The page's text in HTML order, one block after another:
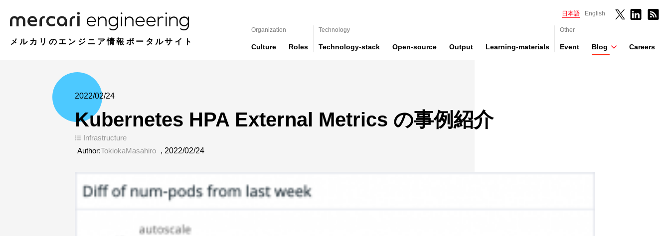
メルカリのエンジニア情報ポータルサイト
日本語 English
Organization
Culture Roles
Technology
Technology-stack Open-source Output Learning-materials
Other
Event Blog Careers
2022/02/24
Kubernetes HPA External Metrics の事例紹介
Infrastructure
Author:TokiokaMasahiro , 2022/02/24